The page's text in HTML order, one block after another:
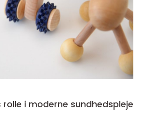
i moderne sundhedspleje